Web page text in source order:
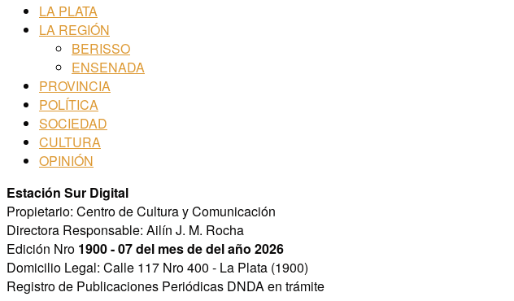
LA PLATA
LA REGIÓN
BERISSO
ENSENADA
PROVINCIA
POLÍTICA
SOCIEDAD
CULTURA
OPINIÓN
Estación Sur Digital
Propietario: Centro de Cultura y Comunicación
Directora Responsable: Ailín J. M. Rocha
Edición Nro 1900 - 07 del mes de del año 2026
Domicilio Legal: Calle 117 Nro 400 - La Plata (1900)
Registro de Publicaciones Periódicas DNDA en trámite